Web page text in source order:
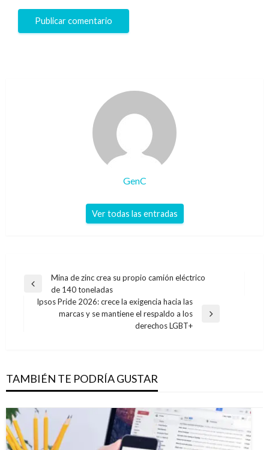
GenC
Ver todas las entradas
Navegación
entradas
Entrada
anterior
Mina de zinc crea su propio camión eléctrico
de 140 toneladas
Entrada
Ipsos Pride 2026: crece la exigencia hacia las
marcas y se mantiene el respaldo a los
derechos LGBT+
TAMBIÉN TE PODRÍA GUSTAR